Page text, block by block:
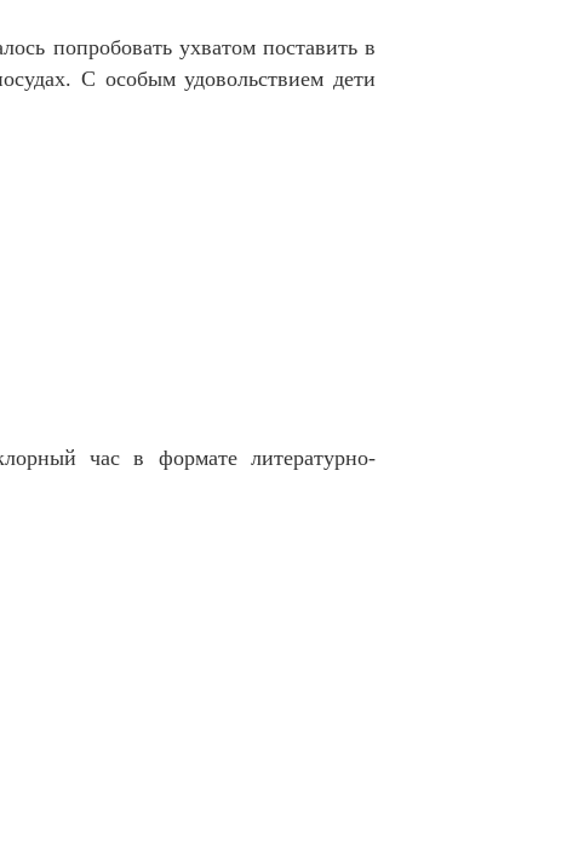
попробовать ухватом поставить в
С особым удовольствием дети
час в формате литературно-